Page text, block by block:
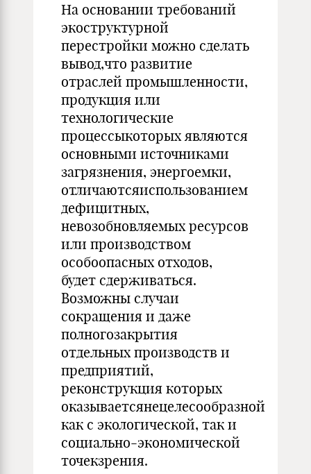
На основании требований
экоструктурной
перестройки можно сделать
вывод,что развитие
отраслей промышленности,
продукция или
технологические
процессыкоторых являются
основными источниками
загрязнения, энергоемки,
отличаютсяиспользованием
дефицитных,
невозобновляемых ресурсов
или производством
особоопасных отходов,
будет сдерживаться.
Возможны случаи
сокращения и даже
полногозакрытия
отдельных производств и
предприятий,
реконструкция которых
оказываетсянецелесообразной
как с экологической, так и
социально-экономической
точекзрения.